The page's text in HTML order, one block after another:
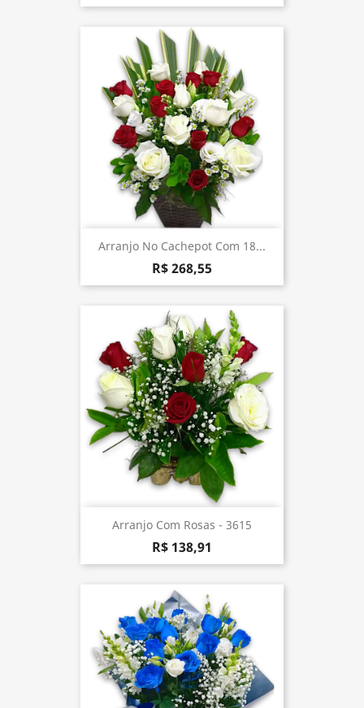
Arranjo No Cachepot Com 18...
R$ 268,55
Arranjo Com Rosas - 3615
R$ 138,91